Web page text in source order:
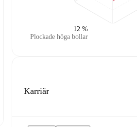
Plockade höga bollar
12 %
Karriär